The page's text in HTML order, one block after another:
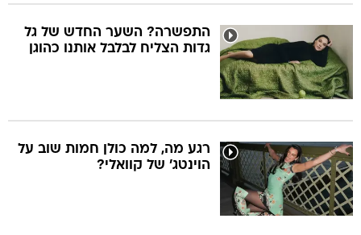
התפשרה? השער החדש של גל
גדות הצליח לבלבל אותנו כהוגן
רגע מה, למה כולן חמות שוב על
הוינטג' של קוואלי?